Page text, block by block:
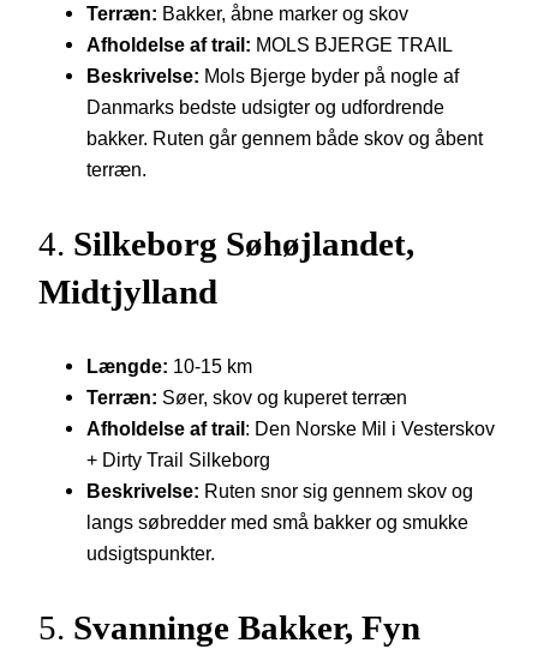
Terræn: Bakker, åbne marker og skov
Afholdelse af trail: MOLS BJERGE TRAIL
Beskrivelse: Mols Bjerge byder på nogle af
Danmarks bedste udsigter og udfordrende
bakker. Ruten går gennem både skov og åbent
terræn.
4. Silkeborg Søhøjlandet,
Midtjylland
Længde: 10-15 km
Terræn: Søer, skov og kuperet terræn
Afholdelse af trail: Den Norske Mil i Vesterskov
+ Dirty Trail Silkeborg
Beskrivelse: Ruten snor sig gennem skov og
langs søbredder med små bakker og smukke
udsigtspunkter.
5. Svanninge Bakker, Fyn